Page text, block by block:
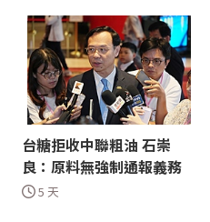
台糖拒收中聯粗油 石崇
良：原料無強制通報義務
5 天